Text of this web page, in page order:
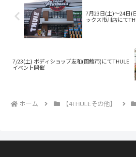
7月23日(土)〜24日(
ックス市川店にて
7/23(土) ボディショップ友和(函館市)にてTHULE
イベント開催
ホーム 【4THULEその他】